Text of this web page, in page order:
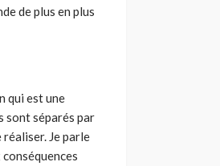
de plus en plus
qui est une
sont séparés par
Je parle